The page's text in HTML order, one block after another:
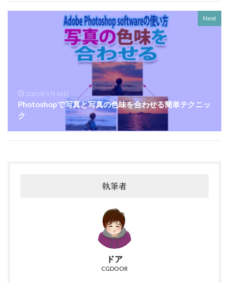
Next
2025年5月16日
Photoshopで写真と写真の色味を合わせる簡単テクニッ
ク
執筆者
ドア
CGDOOR